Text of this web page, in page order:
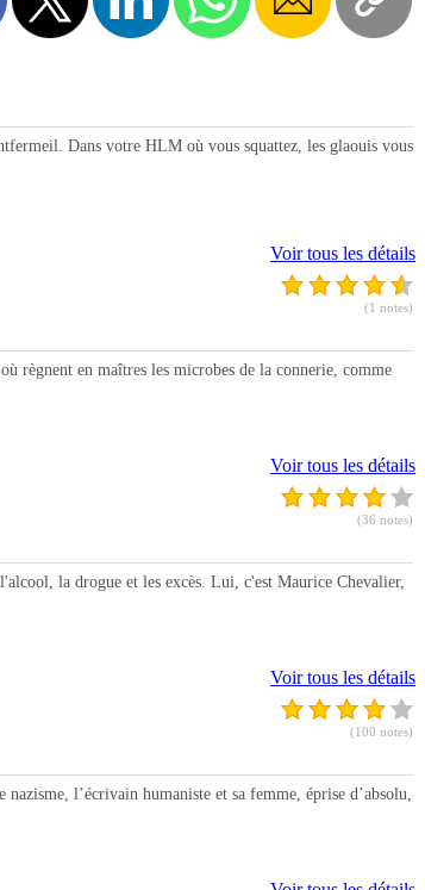
Dans votre HLM où vous squattez, les glaouis vous
Voir tous les détails
(1 notes)
règnent en maîtres les microbes de la connerie, comme
Voir tous les détails
(36 notes)
la drogue et les excès. Lui, c'est Maurice Chevalier,
Voir tous les détails
(100 notes)
l’écrivain humaniste et sa femme, éprise d’absolu,